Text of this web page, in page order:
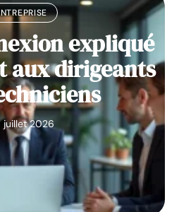
expliqué
aux dirigeants
juillet 2026